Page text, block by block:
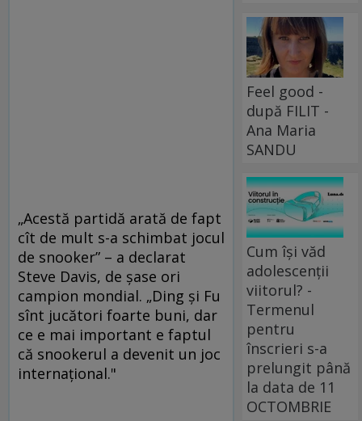
„Acestă partidă arată de fapt
cît de mult s-a schimbat jocul
de snooker” – a declarat
Steve Davis, de şase ori
campion mondial. „Ding şi Fu
sînt jucători foarte buni, dar
ce e mai important e faptul
că snookerul a devenit un joc
internaţional."
Feel good -
după FILIT -
Ana Maria
SANDU
Cum își văd
adolescenții
viitorul? -
Termenul
pentru
înscrieri s-a
prelungit până
la data de 11
OCTOMBRIE